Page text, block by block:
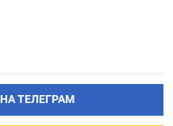
ТЕЛЕГРАМ